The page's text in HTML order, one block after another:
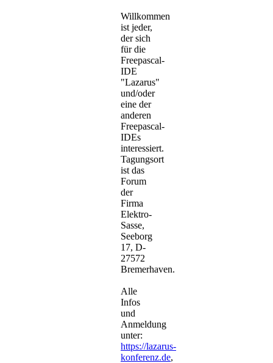
Willkommen
ist jeder,
der sich
für die
Freepascal-
IDE
"Lazarus"
und/oder
eine der
anderen
Freepascal-
IDEs
interessiert.
Tagungsort
ist das
Forum
der
Firma
Elektro-
Sasse,
Seeborg
17, D-
27572
Bremerhaven.
Alle
Infos
und
Anmeldung
unter:
https://lazarus-
konferenz.de,